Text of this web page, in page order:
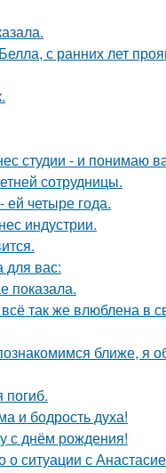
с ранних лет
студии - и понимаю
сотрудницы.
ей четыре года.
индустрии.
для вас:
показала.
так же влюблена в
ближе, я
погиб.
и бодрость духа!
с днём рождения!
ситуации с